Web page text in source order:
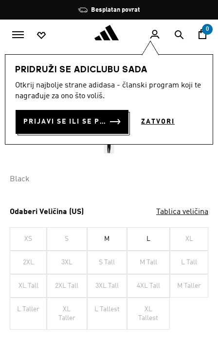
Zaustavi
rotaciju
Besplatan povrat
0
PRIDRUŽI SE ADICLUBU SADA
Otkrij najbolje strane adidasa - članski program koji te
nagrađuje za ono što voliš.
PRIJAVI SE ILI SE PRIDRUŽI SADA ZATVORI
ENT22 PRE PNT
€ 24.50
24.50 Posljednja najniža cijena
Originalna cijena
Cijena umanjena od
€ 35.00za
Black
Odaberi Veličina (US) Tablica veličina
XS S M L XL
2XL 3XL S Tall M Tall L Tall
XL Tall 2XL Tall 3XL Tall 4XL Tall M Taller
L Taller
XL
Taller
L Tallest
XL
Tallest